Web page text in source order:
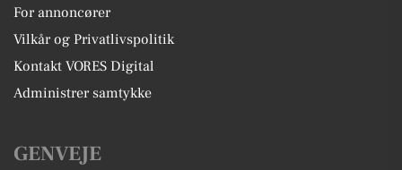
For annoncører
Vilkår og Privatlivspolitik
Kontakt VORES Digital
Administrer samtykke
GENVEJE